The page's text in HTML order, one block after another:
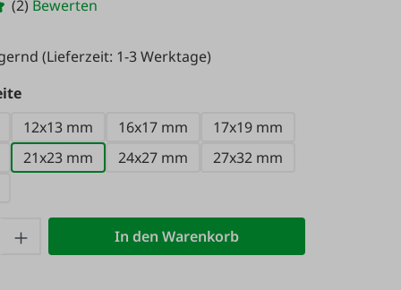
(2) Bewerten
(Lieferzeit: 1-3 Werktage)
auswählen
12x13 mm 16x17 mm
17x19 mm
21x23 mm 24x27 mm
27x32 mm
Anzahl: Gib den gewünschten Wert
In den Warenkorb